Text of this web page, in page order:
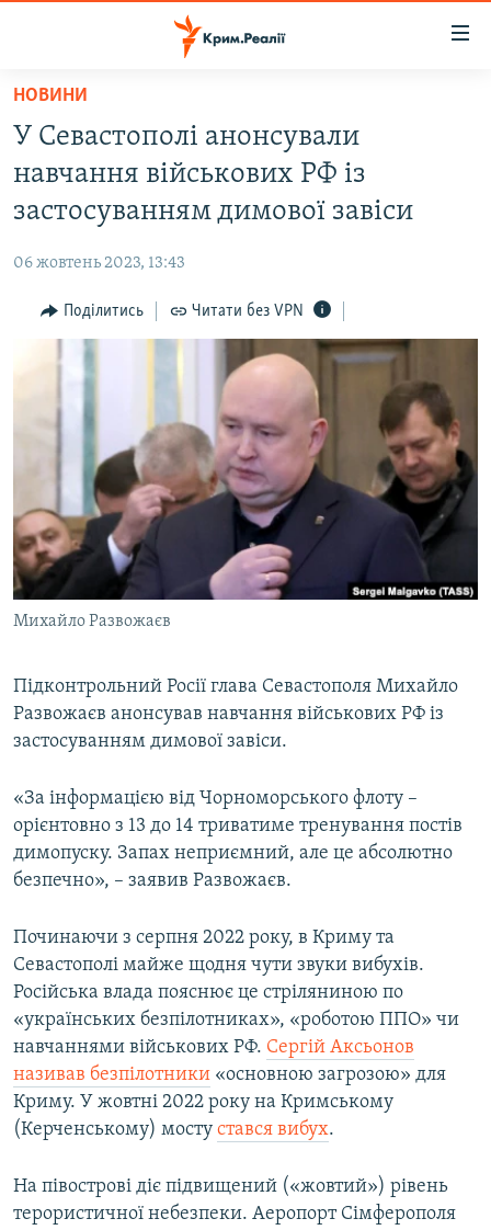
Перейти
основного
матеріалу
до
основної
Перейти
пошуку
БЛОГИ
ПОГЛЯД
ІНТЕРВ'Ю
СПЕЦПРОЕКТИ
ДЕПОРТАЦІЯ
ВІДЕОУРОКИ «ELIFBE»
СВІДЧЕННЯ ОКУПАЦІЇ
УКРАЇНСЬКА ПРОБЛЕМА КРИМУ
ІНФОГРАФІКА
ЯК ОБІЙТИ БЛОКУВАННЯ
Русский
Qırımtatar
ДОЛУЧАЙСЯ!
Усі сайти RFE/RL
НОВИНИ
У Севастополі анонсували
навчання військових РФ із
застосуванням димової завіси
06 жовтень 2023, 13:43
Поділитись Читати без VPN
Михайло Развожаєв
Підконтрольний Росії глава Севастополя Михайло
Развожаєв анонсував навчання військових РФ із
застосуванням димової завіси.
«За інформацією від Чорноморського флоту –
орієнтовно з 13 до 14 триватиме тренування постів
димопуску. Запах неприємний, але це абсолютно
безпечно», – заявив Развожаєв.
Починаючи з серпня 2022 року, в Криму та
Севастополі майже щодня чути звуки вибухів.
Російська влада пояснює це стріляниною по
«українських безпілотниках», «роботою ППО» чи
навчаннями військових РФ. Сергій Аксьонов
називав безпілотники «основною загрозою» для
Криму. У жовтні 2022 року на Кримському
(Керченському) мосту стався вибух.
На півострові діє підвищений («жовтий») рівень
терористичної небезпеки. Аеропорт Сімферополя